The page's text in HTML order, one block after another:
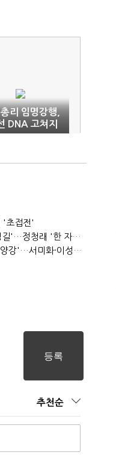
리 임명강행,
DNA 고쳐지
'초접전'
(정기여론조사)③2순위, 10명 중 4명 '송영길'…정청래 '한 자릿수'
(정기여론조사)④최고위원 최민희·박선원 '양강'…서미화·이성윤·임미애 뒤이어
추천순